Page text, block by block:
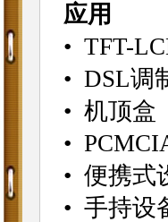
应用
• TFT-
• DSL调
• 机顶盒
•
• 便携式
• 手持设